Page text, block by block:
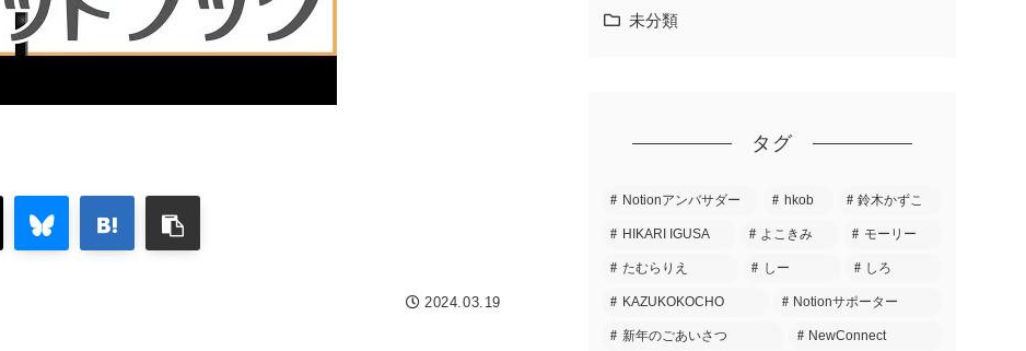
2024.03.19
未分類
タグ
Notionアンバサダー hkob 鈴木かずこ
HIKARI IGUSA よこきみ モーリー
たむらりえ しー しろ
KAZUKOKOCHO Notionサポーター
新年のごあいさつ NewConnect